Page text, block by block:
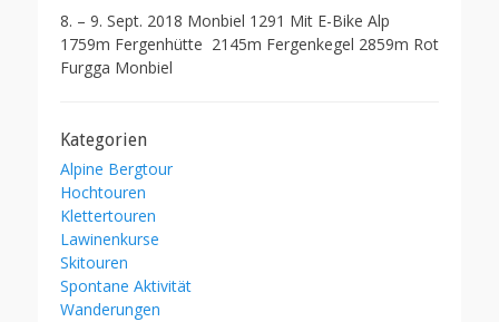
8. – 9. Sept. 2018 Monbiel 1291 Mit E-Bike Alp
1759m Fergenhütte 2145m Fergenkegel 2859m Rot
Furgga Monbiel
Kategorien
Alpine Bergtour
Hochtouren
Klettertouren
Lawinenkurse
Skitouren
Spontane Aktivität
Wanderungen